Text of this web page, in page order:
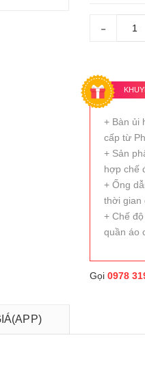
-
+ Bàn ủi
cấp từ
+ Sản
hợp chế
+ Ống
thời gian
+ Chế
quần áo
Gọi 0978